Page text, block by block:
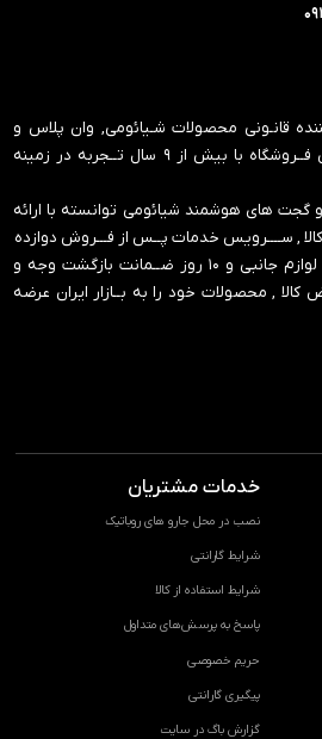
قانـونی محصولات شـیائومی, وان پلاس و
نـاثینگ در ایران می باشد. این فــروشگاه با بیش از ۹ سال تــجربه در زمینه
های هوشمند شیائومی توانسته با ارائه
, ســــرویس خدمات پــس از فـــروش دوازده
تا هجده ماه برای گوشی ها و لوازم جانبی و ‍۱۰ روز ضــمانت بازگشت وجه و
تعویض کالا , محصولات خود را به بــازار ایران عرضه
خدمات مشتریان
نصب در محل جارو های روباتیک
شرایط گارانتی
شرایط استفاده از کالا
پاسخ به پرسش‌های متداول
حریم خصوصی
پیگیری گارانتی
گزارش باگ در سایت